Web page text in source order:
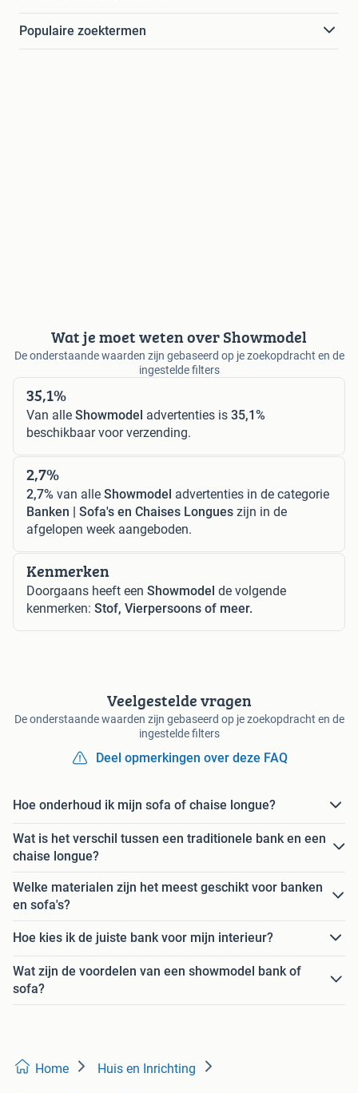
Populaire zoektermen
Wat je moet weten over Showmodel
De onderstaande waarden zijn gebaseerd op je zoekopdracht en de
ingestelde filters
35,1%
Van alle Showmodel advertenties is 35,1%
beschikbaar voor verzending.
2,7%
2,7% van alle Showmodel advertenties in de categorie
Banken | Sofa's en Chaises Longues zijn in de
afgelopen week aangeboden.
Kenmerken
Doorgaans heeft een Showmodel de volgende
kenmerken: Stof, Vierpersoons of meer.
Veelgestelde vragen
De onderstaande waarden zijn gebaseerd op je zoekopdracht en de
ingestelde filters
Deel opmerkingen over deze FAQ
Hoe onderhoud ik mijn sofa of chaise longue?
Wat is het verschil tussen een traditionele bank en een
chaise longue?
Welke materialen zijn het meest geschikt voor banken
en sofa's?
Hoe kies ik de juiste bank voor mijn interieur?
Wat zijn de voordelen van een showmodel bank of
sofa?
Home Huis en Inrichting